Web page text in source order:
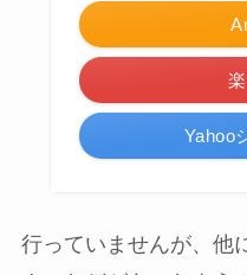
Yahoo
行っていませんが、他